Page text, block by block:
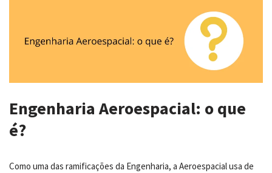
Engenharia Aeroespacial: o que
é?
Como uma das ramificações da Engenharia, a Aeroespacial usa de